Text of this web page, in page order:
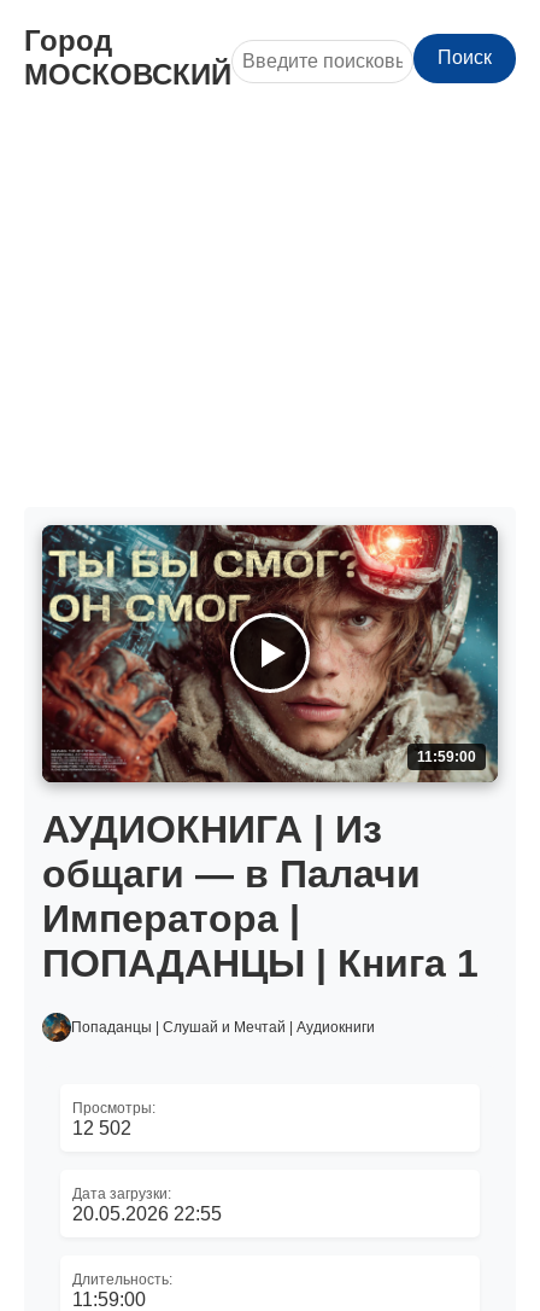
Город
МОСКОВСКИЙ
Поиск
11:59:00
АУДИОКНИГА | Из
общаги — в Палачи
Императора |
ПОПАДАНЦЫ | Книга 1
Попаданцы | Слушай и Мечтай | Аудиокниги
Просмотры:
12 502
Дата загрузки:
20.05.2026 22:55
Длительность:
11:59:00